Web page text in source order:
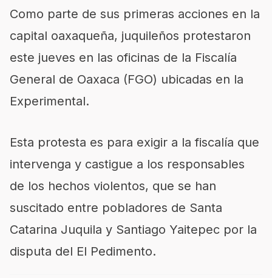
Como parte de sus primeras acciones en la
capital oaxaqueña, juquileños protestaron
este jueves en las oficinas de la Fiscalía
General de Oaxaca (FGO) ubicadas en la
Experimental.
Esta protesta es para exigir a la fiscalía que
intervenga y castigue a los responsables
de los hechos violentos, que se han
suscitado entre pobladores de Santa
Catarina Juquila y Santiago Yaitepec por la
disputa del El Pedimento.